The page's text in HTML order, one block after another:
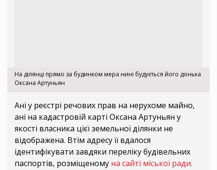
На ділянці прямо за будинком мера нині будується його донька
Оксана Артуньян
Ані у реєстрі речових прав на нерухоме майно,
ані на кадастровій карті Оксана Артуньян у
якості власника цієї земельної ділянки не
відображена. Втім адресу її вдалося
ідентифікувати завдяки переліку будівельних
паспортів, розміщеному на сайті міської ради.